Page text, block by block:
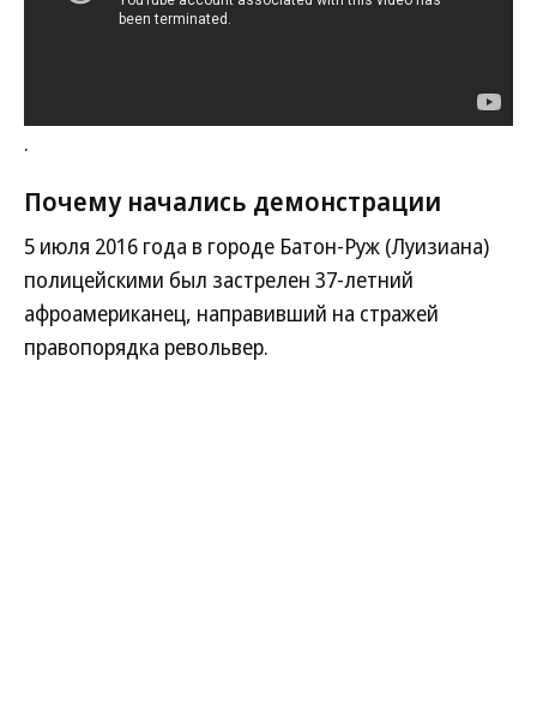
.
Почему начались демонстрации
5 июля 2016 года в городе Батон-Руж (Луизиана)
полицейскими был застрелен 37-летний
афроамериканец, направивший на стражей
правопорядка револьвер.